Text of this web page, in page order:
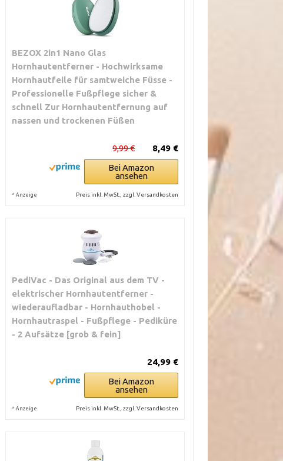
BEZOX 2in1 Nano Glas
Hornhautentferner - Hochwirksame
Hornhautfeile für samtweiche Füsse -
Professionelle Fußpflege sicher &
schnell Zur Hornhautentfernung auf
nassen und trockenen Füßen
8,49 €
9,99 €
Bei Amazon
ansehen
* Anzeige Preis inkl. MwSt., zzgl. Versandkosten
PediVac - Das Original aus dem TV -
elektrischer Hornhautentferner -
wiederaufladbar - Hornhauthobel -
Hornhautraspel - Fußpflege - Pediküre
- 2 Aufsätze [grob & fein]
24,99 €
Bei Amazon
ansehen
* Anzeige Preis inkl. MwSt., zzgl. Versandkosten